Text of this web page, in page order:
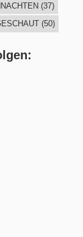
(37)
(50)